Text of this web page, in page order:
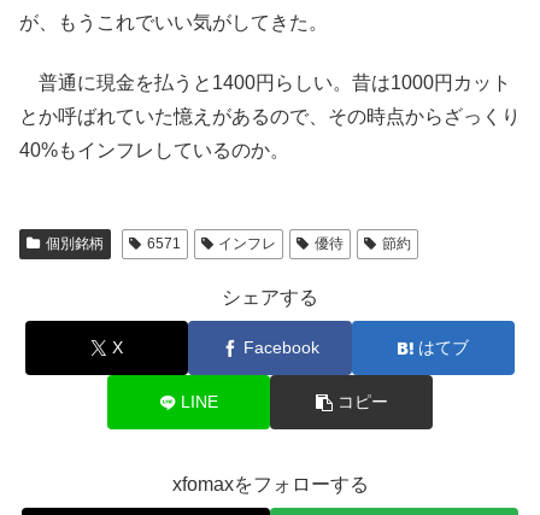
が、もうこれでいい気がしてきた。
普通に現金を払うと1400円らしい。昔は1000円カット
とか呼ばれていた憶えがあるので、その時点からざっくり
40%もインフレしているのか。
個別銘柄 6571 インフレ 優待 節約
シェアする
X Facebook はてブ
LINE コピー
xfomaxをフォローする